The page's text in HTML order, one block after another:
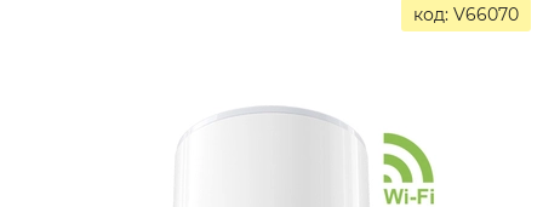
код: V66070